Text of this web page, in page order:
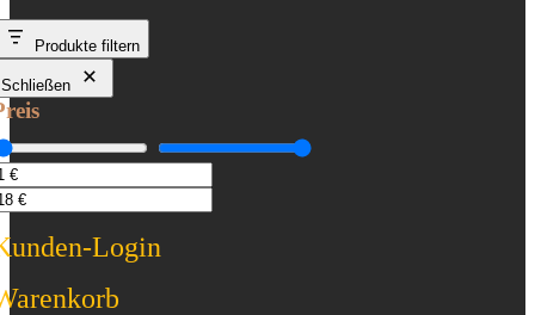
Produkte filtern
Schließen
Login